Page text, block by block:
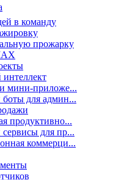
в команду
прожарку
мини-приложе...
для админ...
продуктивно...
для пр...
коммерци...